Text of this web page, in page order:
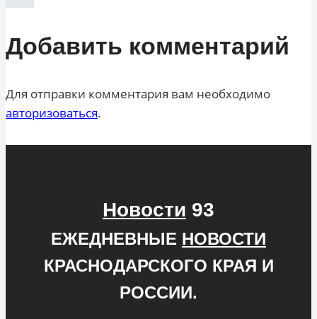
Добавить комментарий
Для отправки комментария вам необходимо
авторизоваться.
Новости 93
ЕЖЕДНЕВНЫЕ НОВОСТИ
КРАСНОДАРСКОГО КРАЯ И
РОССИИ.